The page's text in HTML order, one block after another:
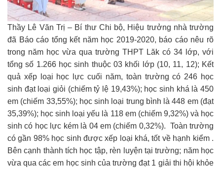
Thầy Lê Văn Trị – Bí thư Chi bộ, Hiệu trưởng nhà trường
đã Báo cáo tổng kết năm học 2019-2020, báo cáo nêu rõ
trong năm học vừa qua trường THPT Lăk có 34 lớp, với
tổng số 1.266 học sinh thuộc 03 khối lớp (10, 11, 12); Kết
quả xếp loại học lực cuối năm, toàn trường có 246 học
sinh đạt loại giỏi (chiếm tỷ lệ 19,43%); học sinh khá là 450
em (chiếm 33,55%); học sinh loại trung bình là 448 em (đạt
35,39%); học sinh loại yếu là 118 em (chiếm 9,32%) và học
sinh có học lực kém là 04 em (chiếm 0,32%). Toàn trường
có gần 98% học sinh được xếp loại khá, tốt về hạnh kiểm .
Bên cạnh thành tích học tập, rèn luyện tại trường; năm học
vừa qua các em học sinh của trường đạt 1 giải thi hội khỏe